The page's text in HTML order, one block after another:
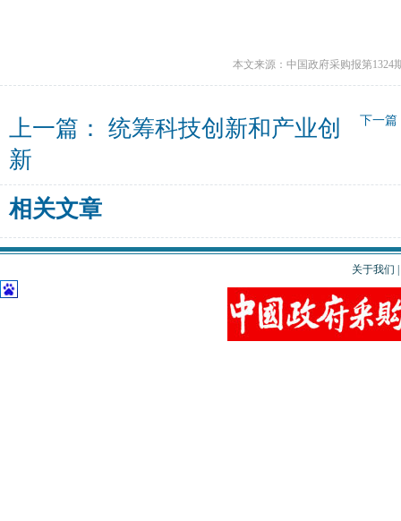
本文来源：中国政府采购报第1324
下一
上一篇： 统筹科技创新和产业创
新
相关文章
关于我们